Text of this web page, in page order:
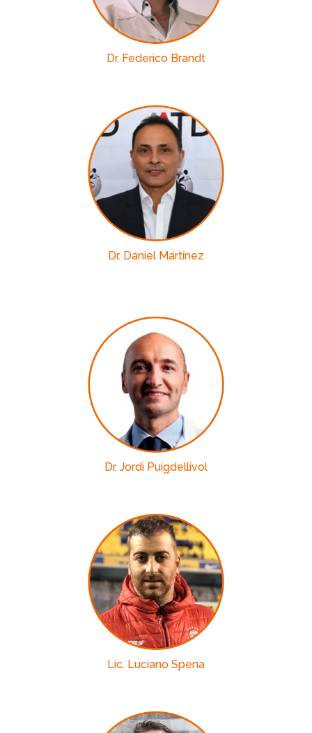
Dr. Federico Brandt
Dr. Daniel Martínez
Dr. Jordi Puigdellivol
Lic. Luciano Spena